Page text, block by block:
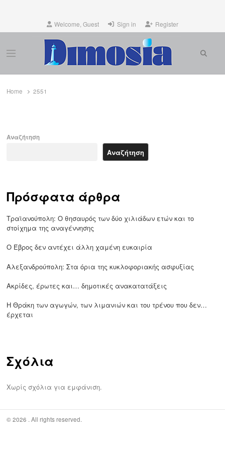
Welcome, Guest Sign in Register
Menu
Home 2551
Αναζήτηση
Αναζήτηση
Πρόσφατα άρθρα
Τραϊανούπολη: Ο θησαυρός των δύο χιλιάδων ετών και το
στοίχημα της αναγέννησης
Ο Έβρος δεν αντέχει άλλη χαμένη ευκαιρία
Αλεξανδρούπολη: Στα όρια της κυκλοφοριακής ασφυξίας
Ακρίδες, έρωτες και… δημοτικές ανακατατάξεις
Η Θράκη των αγωγών, των λιμανιών και του τρένου που δεν…
έρχεται
Σχόλια
Χωρίς σχόλια για εμφάνιση.
© 2026 . All rights reserved.